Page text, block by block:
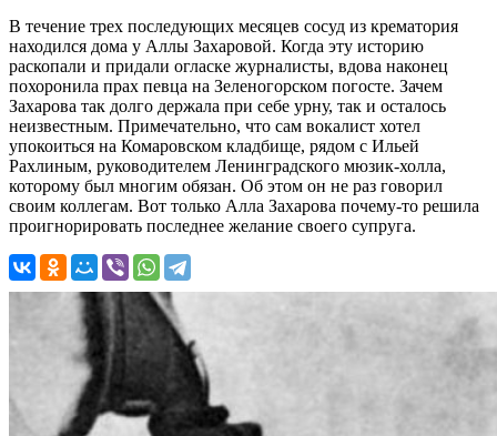
В течение трех последующих месяцев сосуд из крематория
находился дома у Аллы Захаровой. Когда эту историю
раскопали и придали огласке журналисты, вдова наконец
похоронила прах певца на Зеленогорском погосте. Зачем
Захарова так долго держала при себе урну, так и осталось
неизвестным. Примечательно, что сам вокалист хотел
упокоиться на Комаровском кладбище, рядом с Ильей
Рахлиным, руководителем Ленинградского мюзик-холла,
которому был многим обязан. Об этом он не раз говорил
своим коллегам. Вот только Алла Захарова почему-то решила
проигнорировать последнее желание своего супруга.